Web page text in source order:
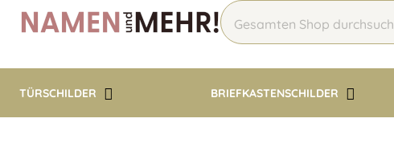
TÜRSCHILDER BRIEFKASTENSCHILDER